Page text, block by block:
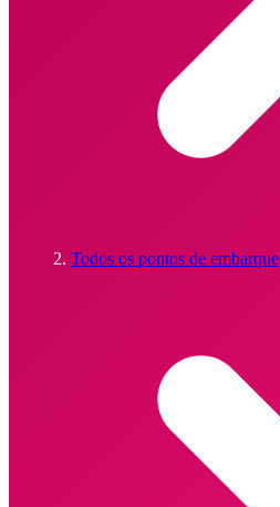
Todos os pontos de embarque